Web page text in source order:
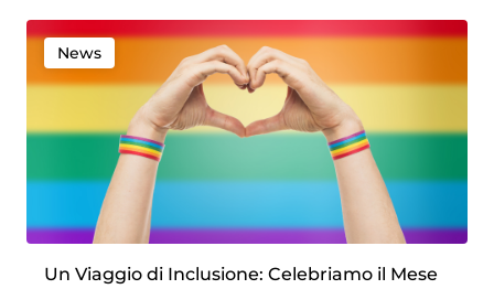
News
Un Viaggio di Inclusione: Celebriamo il Mese